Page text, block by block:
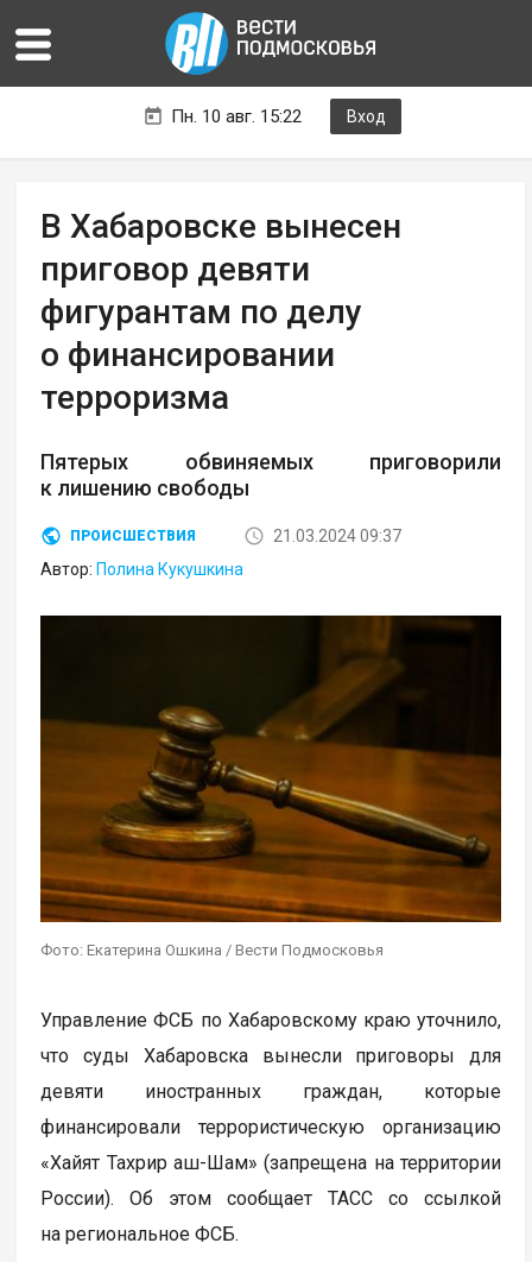
Пн. 10 авг. 15:22 Вход
В Хабаровске вынесен
приговор девяти
фигурантам по делу
о финансировании
терроризма
Пятерых обвиняемых приговорили
к лишению свободы
ПРОИСШЕСТВИЯ
21.03.2024 09:37
Автор: Полина Кукушкина
Фото: Екатерина Ошкина / Вести Подмосковья
Управление ФСБ по Хабаровскому краю уточнило,
что суды Хабаровска вынесли приговоры для
девяти иностранных граждан, которые
финансировали террористическую организацию
«Хайят Тахрир аш-Шам» (запрещена на территории
России). Об этом сообщает ТАСС со ссылкой
на региональное ФСБ.